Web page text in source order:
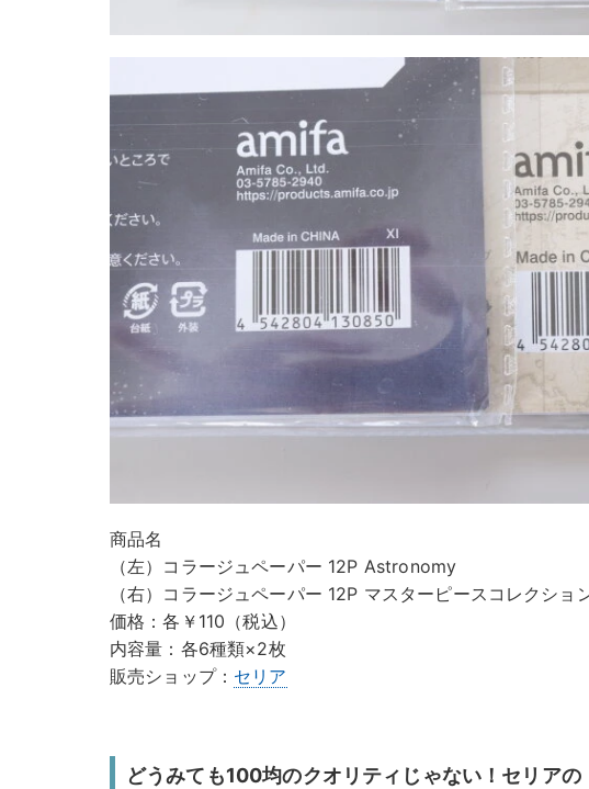
商品名
（左）コラージュペーパー 12P Astronomy
（右）コラージュペーパー 12P マスターピースコレクショ
価格：各￥110（税込）
内容量：各6種類×2枚
販売ショップ： セリア
どうみても100均のクオリティじゃない！セリア